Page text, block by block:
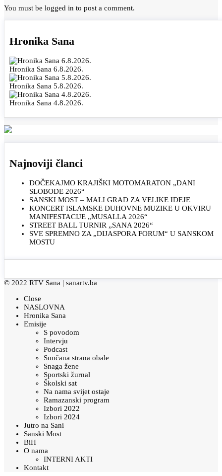
You must be logged in to post a comment.
Hronika Sana
Hronika Sana 6.8.2026.
Hronika Sana 5.8.2026.
Hronika Sana 4.8.2026.
Najnoviji članci
DOČEKAJMO KRAJIŠKI MOTOMARATON „DANI
SLOBODE 2026“
SANSKI MOST – MALI GRAD ZA VELIKE IDEJE
KONCERT ISLAMSKE DUHOVNE MUZIKE U OKVIRU
MANIFESTACIJE „MUSALLA 2026“
STREET BALL TURNIR „SANA 2026“
SVE SPREMNO ZA „DIJASPORA FORUM“ U SANSKOM
MOSTU
© 2022 RTV Sana | sanartv.ba
Close
NASLOVNA
Hronika Sana
Emisije
S povodom
Intervju
Podcast
Sunčana strana obale
Snaga žene
Sportski žurnal
Školski sat
Na nama svijet ostaje
Ramazanski program
Izbori 2022
Izbori 2024
Jutro na Sani
Sanski Most
BiH
O nama
INTERNI AKTI
Kontakt